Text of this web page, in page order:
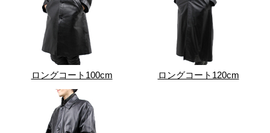
ロングコート100cm ロングコート120cm